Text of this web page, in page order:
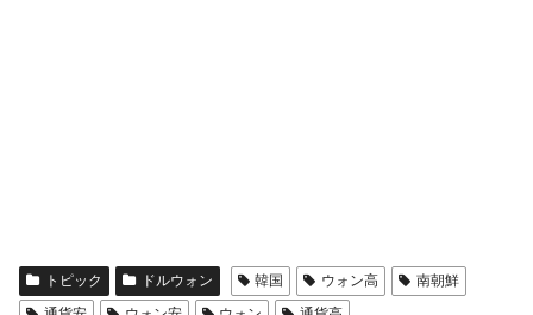
トピック ドルウォン 韓国 ウォン高
南朝鮮